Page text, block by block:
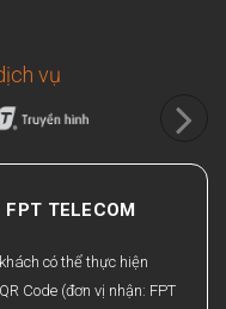
vụ
TELECOM
có thể thực hiện
Code (đơn vị nhận: FPT